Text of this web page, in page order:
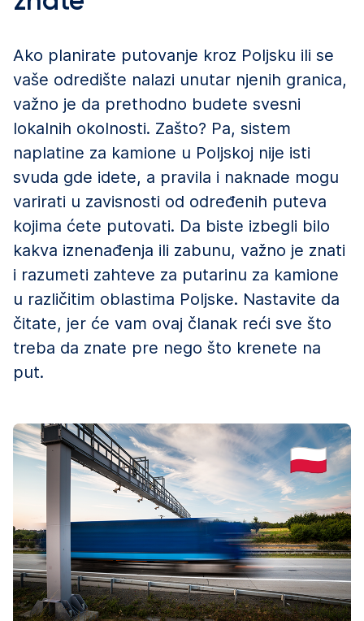
Ako planirate putovanje kroz Poljsku ili se
vaše odredište nalazi unutar njenih granica,
važno je da prethodno budete svesni
lokalnih okolnosti. Zašto? Pa, sistem
naplatine za kamione u Poljskoj nije isti
svuda gde idete, a pravila i naknade mogu
varirati u zavisnosti od određenih puteva
kojima ćete putovati. Da biste izbegli bilo
kakva iznenađenja ili zabunu, važno je znati
i razumeti zahteve za putarinu za kamione
u različitim oblastima Poljske. Nastavite da
čitate, jer će vam ovaj članak reći sve što
treba da znate pre nego što krenete na
put.